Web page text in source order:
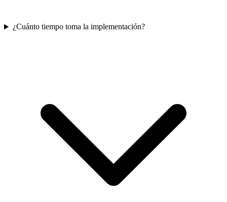
¿Cuánto tiempo toma la implementación?